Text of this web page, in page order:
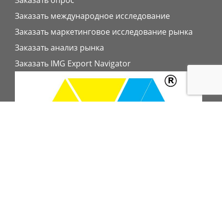
Заказать международное исследование
Заказать маркетинговое исследование рынка
Заказать анализ рынка
Заказать IMG Export Navigator